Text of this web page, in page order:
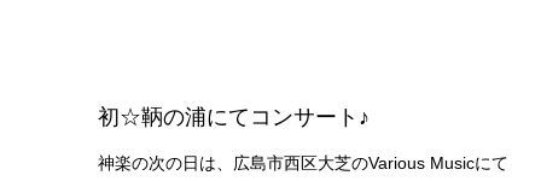
初☆鞆の浦にてコンサート♪
神楽の次の日は、広島市西区大芝のVarious Musicにて